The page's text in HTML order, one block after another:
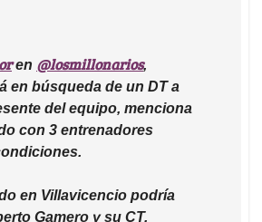
en @losmillonarios,
en búsqueda de un DT a
del equipo, menciona
con 3 entrenadores
en Villavicencio podría
Gamero y su CT.